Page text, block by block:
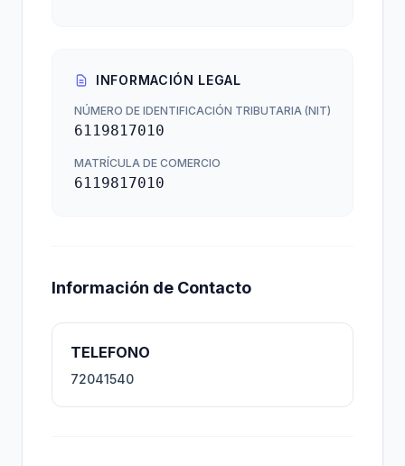
INFORMACIÓN LEGAL
NÚMERO DE IDENTIFICACIÓN TRIBUTARIA (NIT)
6119817010
MATRÍCULA DE COMERCIO
6119817010
Información de Contacto
TELEFONO
72041540